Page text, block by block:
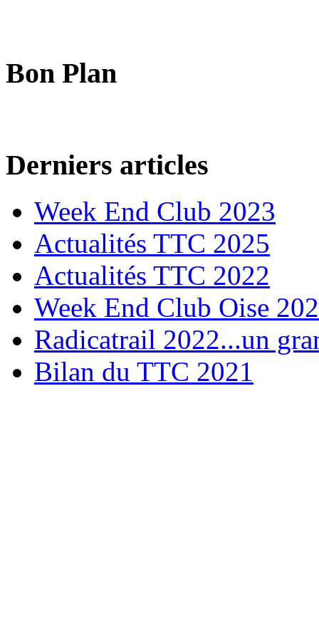
Bon Plan
Derniers articles
Week End Club 2023
Actualités TTC 2025
Actualités TTC 2022
Week End Club Oise
Radicatrail 2022...un
Bilan du TTC 2021